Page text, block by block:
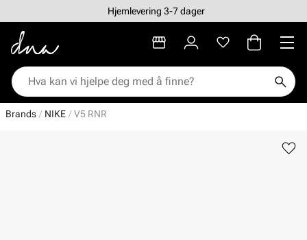
Hjemlevering 3-7 dager
Brands NIKE V5 RNR